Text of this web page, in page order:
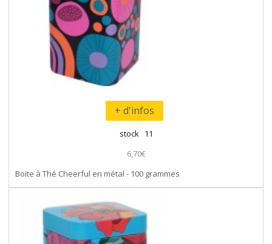
+ d'infos
stock 11
6,70€
Boite à Thé Cheerful en métal - 100 grammes